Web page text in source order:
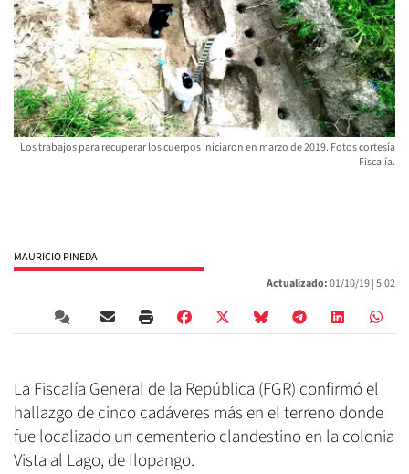
Los trabajos para recuperar los cuerpos iniciaron en marzo de 2019. Fotos cortesía
Fiscalía.
MAURICIO PINEDA
Actualizado:01/10/19 |5:02
La Fiscalía General de la República (FGR) confirmó el
hallazgo de cinco cadáveres más en el terreno donde
fue localizado un cementerio clandestino en la colonia
Vista al Lago, de Ilopango.